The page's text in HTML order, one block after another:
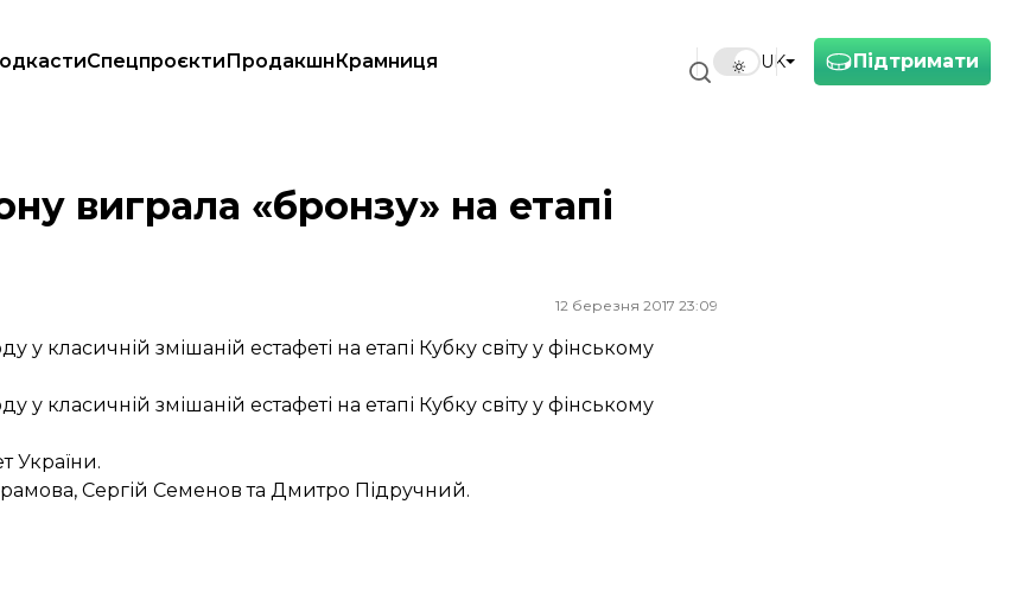
Підтримати
UK
СпецпроєктиПродакшнКрамниця
виграла «бронзу» на етапі
12 березня 2017 23:09
у класичній змішаній естафеті на етапі Кубку світу у фінському
у класичній змішаній естафеті на етапі Кубку світу у фінському
України.
Сергій Семенов та Дмитро Підручний.